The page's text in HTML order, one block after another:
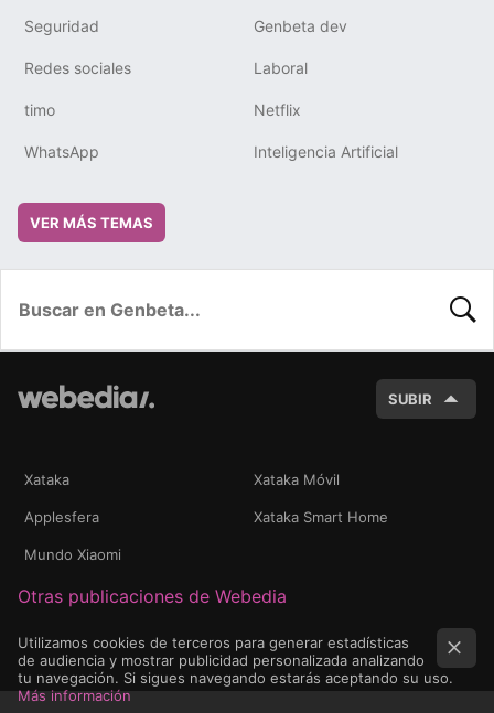
Seguridad Genbeta dev
Redes sociales Laboral
timo Netflix
WhatsApp Inteligencia Artificial
VER MÁS TEMAS
SUBIR
Xataka Xataka Móvil
Applesfera Xataka Smart Home
Mundo Xiaomi
Otras publicaciones de Webedia
Utilizamos cookies de terceros para generar estadísticas
de audiencia y mostrar publicidad personalizada analizando
tu navegación. Si sigues navegando estarás aceptando su uso.
Más información